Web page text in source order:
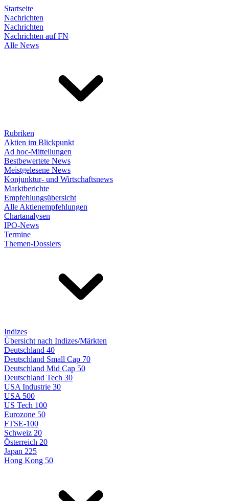
Startseite
Nachrichten
Nachrichten
Nachrichten auf FN
Alle News
Rubriken
Aktien im Blickpunkt
Ad hoc-Mitteilungen
Bestbewertete News
Meistgelesene News
Konjunktur- und Wirtschaftsnews
Marktberichte
Empfehlungsübersicht
Alle Aktienempfehlungen
Chartanalysen
IPO-News
Termine
Themen-Dossiers
Indizes
Übersicht nach Indizes/Märkten
Deutschland 40
Deutschland Small Cap 70
Deutschland Mid Cap 50
Deutschland Tech 30
USA Industrie 30
USA 500
US Tech 100
Eurozone 50
FTSE-100
Schweiz 20
Österreich 20
Japan 225
Hong Kong 50